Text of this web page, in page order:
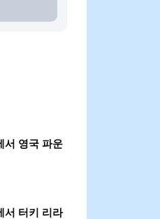
영국 파운
터키 리라